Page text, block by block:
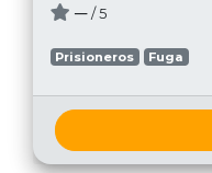
─ / 5
Prisioneros Fuga